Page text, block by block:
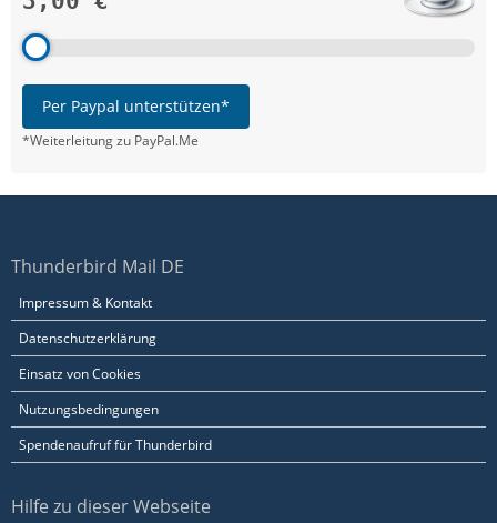
Per Paypal unterstützen*
*Weiterleitung zu PayPal.Me
Thunderbird Mail DE
Impressum & Kontakt
Datenschutzerklärung
Einsatz von Cookies
Nutzungsbedingungen
Spendenaufruf für Thunderbird
Hilfe zu dieser Webseite